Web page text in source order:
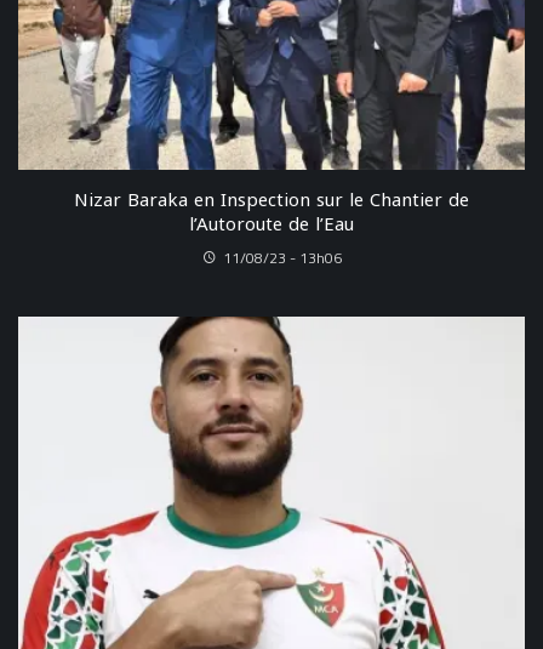
Nizar Baraka en Inspection sur le Chantier de
l’Autoroute de l’Eau
11/08/23 - 13h06